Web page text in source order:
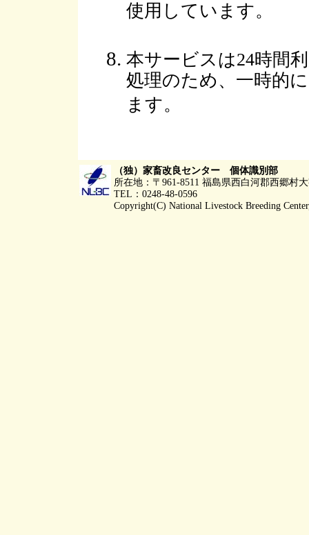
使用しています。
本サービスは24時間
処理のため、一時的
ます。
（独）家畜改良センター 個体識別部
所在地：〒961-8511 福島県西白河郡西郷村
TEL：0248-48-0596
Copyright(C) National Livestock Breeding